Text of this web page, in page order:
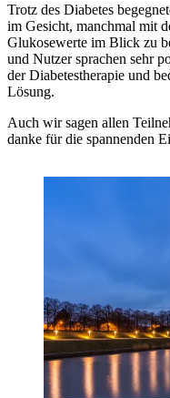
Trotz des Diabetes
im Gesicht, manchmal mit
Glukosewerte im Blick zu
und Nutzer sprachen sehr
der Diabetestherapie und
Lösung.
Auch wir sagen allen
danke für die spannenden